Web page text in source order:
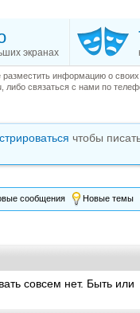
экранах
информацию о
связаться с нами по
чтобы
сообщения Новые темы
совсем нет. Быть или